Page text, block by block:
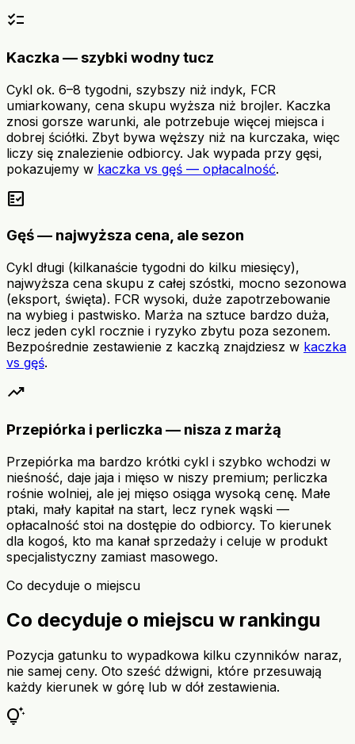
checklist
Kaczka — szybki wodny tucz
Cykl ok. 6–8 tygodni, szybszy niż indyk, FCR
umiarkowany, cena skupu wyższa niż brojler. Kaczka
znosi gorsze warunki, ale potrzebuje więcej miejsca i
dobrej ściółki. Zbyt bywa węższy niż na kurczaka, więc
liczy się znalezienie odbiorcy. Jak wypada przy gęsi,
pokazujemy w kaczka vs gęś — opłacalność.
fact_check
Gęś — najwyższa cena, ale sezon
Cykl długi (kilkanaście tygodni do kilku miesięcy),
najwyższa cena skupu z całej szóstki, mocno sezonowa
(eksport, święta). FCR wysoki, duże zapotrzebowanie
na wybieg i pastwisko. Marża na sztuce bardzo duża,
lecz jeden cykl rocznie i ryzyko zbytu poza sezonem.
Bezpośrednie zestawienie z kaczką znajdziesz w kaczka
vs gęś.
trending_up
Przepiórka i perliczka — nisza z marżą
Przepiórka ma bardzo krótki cykl i szybko wchodzi w
nieśność, daje jaja i mięso w niszy premium; perliczka
rośnie wolniej, ale jej mięso osiąga wysoką cenę. Małe
ptaki, mały kapitał na start, lecz rynek wąski —
opłacalność stoi na dostępie do odbiorcy. To kierunek
dla kogoś, kto ma kanał sprzedaży i celuje w produkt
specjalistyczny zamiast masowego.
Co decyduje o miejscu
Co decyduje o miejscu w rankingu
Pozycja gatunku to wypadkowa kilku czynników naraz,
nie samej ceny. Oto sześć dźwigni, które przesuwają
każdy kierunek w górę lub w dół zestawienia.
tips_and_updates